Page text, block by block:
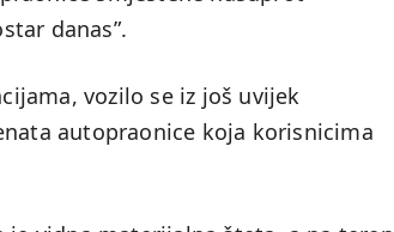
danas”.
vozilo se iz još uvijek
autopraonice koja korisnicima